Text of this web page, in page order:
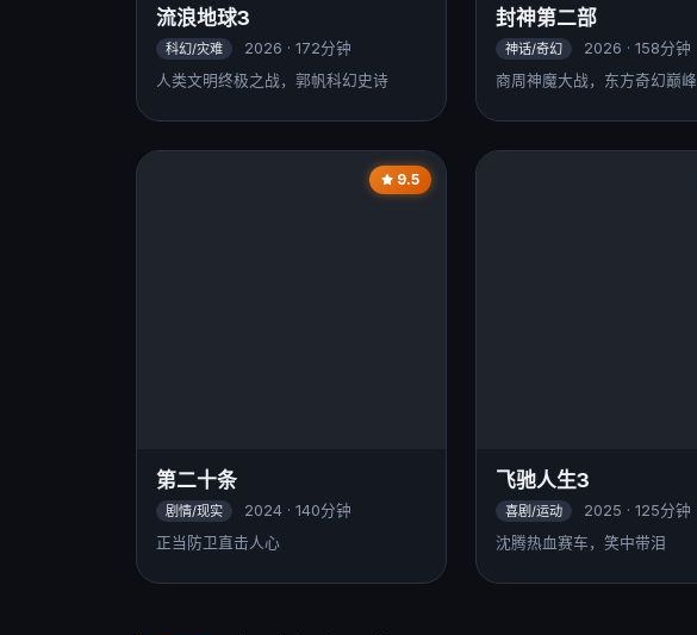
流浪地球3
科幻/灾难
2026 · 172分钟
人类文明终极之战，郭帆科幻史诗
封神第二部
神话/奇幻
2026 · 158分钟
商周神魔大战，东方奇幻巅峰
9.5
第二十条
剧情/现实
2024 · 140分钟
正当防卫直击人心
飞驰人生3
喜剧/运动
2025 · 125分钟
沈腾热血赛车，笑中带泪